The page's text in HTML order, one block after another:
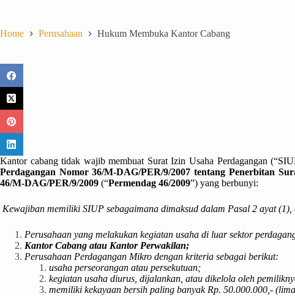
Home Perusahaan Hukum Membuka Kantor Cabang
Kantor cabang tidak wajib membuat Surat Izin Usaha Perdagangan
Perdagangan Nomor 36/M-DAG/PER/9/2007 tentang Penerbitan
46/M-DAG/PER/9/2009 (“Permendag 46/2009”) yang berbunyi:
Kewajiban memiliki SIUP sebagaimana dimaksud dalam Pasal 2 ayat
Perusahaan yang melakukan kegiatan usaha di luar sektor
Kantor Cabang atau Kantor Perwakilan;
Perusahaan Perdagangan Mikro dengan kriteria sebagai berikut:
usaha perseorangan atau persekutuan;
kegiatan usaha diurus, dijalankan, atau dikelola oleh
memiliki kekayaan bersih paling banyak Rp. 50.000.000,-